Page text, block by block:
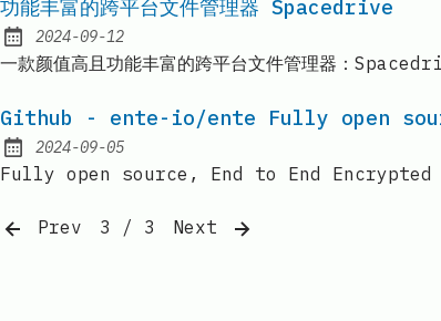
功能丰富的跨平台文件管理器 Spacedrive
Published:
2024-09-12
一款颜值高且功能丰富的跨平台文件管理器：
Github - ente-io/ente Fully open
Published:
2024-09-05
Fully open source, End to End
Prev 3 / 3
Next